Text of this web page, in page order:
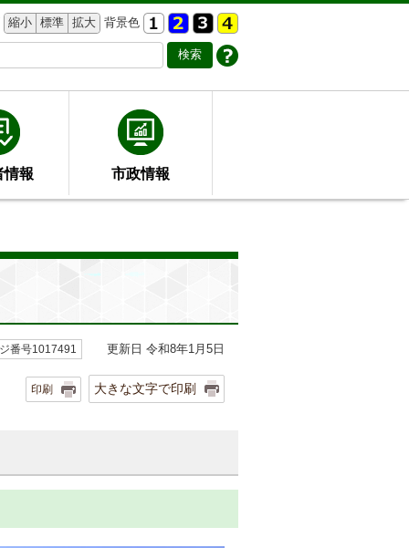
縮小 標準 拡大 背景色
情報 市政情報
番号1017491 更新日 令和8年1月5日
印刷 大きな文字で印刷